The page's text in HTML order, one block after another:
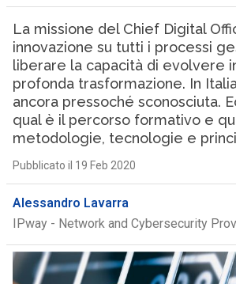
La missione del Chief Digital
innovazione su tutti i processi
liberare la capacità di evolvere
profonda trasformazione. In
ancora pressoché sconosciuta.
qual è il percorso formativo e
metodologie, tecnologie e
Pubblicato il 19 Feb 2020
Alessandro Lavarra
IPway - Network and Cybersecurity